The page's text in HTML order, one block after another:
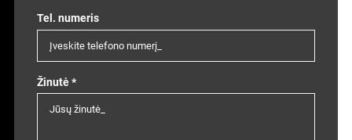
Tel. numeris
Žinutė *